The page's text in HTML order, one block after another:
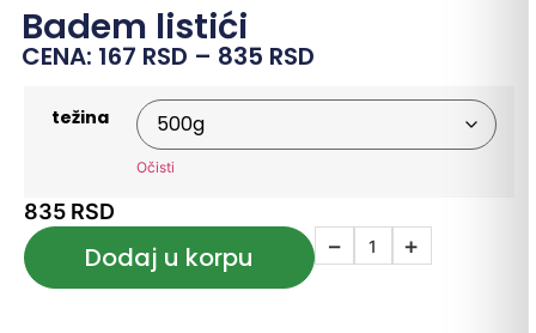
Badem listići
CENA: 167 RSD – 835 RSD
težina
Očisti
835 RSD
− +
Dodaj u korpu